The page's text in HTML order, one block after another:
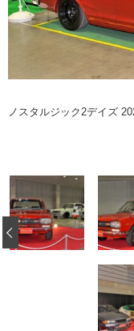
鈑金・塗装
ヘッドライト磨き
フィルム・ラッピ
小キズ直し
特集記事
ストップ 不具合修理＆
ショップ紹介
ショップレポート
レストア
カーメーカー「旧車」関
イベント
ノスタルジック2デイズ
‹